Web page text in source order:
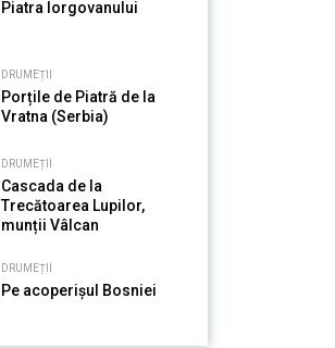
Piatra Iorgovanului
DRUMEȚII
Porțile de Piatră de la
Vratna (Serbia)
DRUMEȚII
Cascada de la
Trecătoarea Lupilor,
munții Vâlcan
DRUMEȚII
Pe acoperișul Bosniei